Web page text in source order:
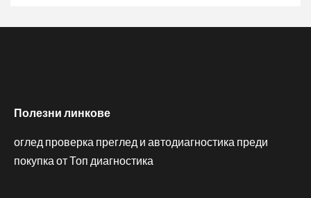
Полезни линкове
оглед проверка преглед и автодиагностика преди
покупка от Топ диагностика